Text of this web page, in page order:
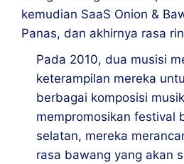
kemudian SaaS Onion &
Panas, dan akhirnya rasa
Pada 2010, dua musisi
keterampilan mereka
berbagai komposisi
mempromosikan festival
selatan, mereka
rasa bawang yang akan